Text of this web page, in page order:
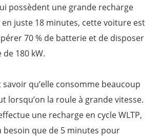
possèdent une grande recharge
en juste 18 minutes, cette voiture est
70 % de batterie et de disposer
de 180 kW.
qu’elle consomme beaucoup
lorsqu’on la roule à grande vitesse.
une recharge en cycle WLTP,
besoin que de 5 minutes pour